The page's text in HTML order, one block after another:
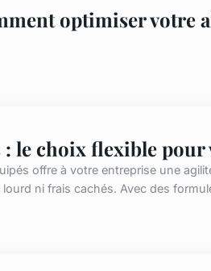
optimiser votre
: le choix flexible
offre à votre entreprise une
ni frais cachés. Avec des